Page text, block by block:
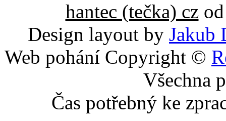
hantec (tečka) czod
Design layout by Jakub
Web pohání Copyright ©
Všechna
Čas potřebný ke